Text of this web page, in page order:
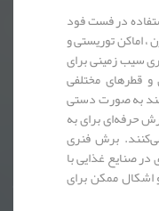
در فست فود
اماکن توریستی و
سیب زمینی برای
قطرهای مختلفی
به صورت دستی
حرفه‌ای برای به
برش فنری
صنایع غذایی با
اشکال ممکن برای